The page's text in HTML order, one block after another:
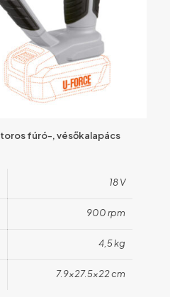
fúró-, vésőkalapács
18 V
900 rpm
4,5 kg
7.9×27.5×22 cm